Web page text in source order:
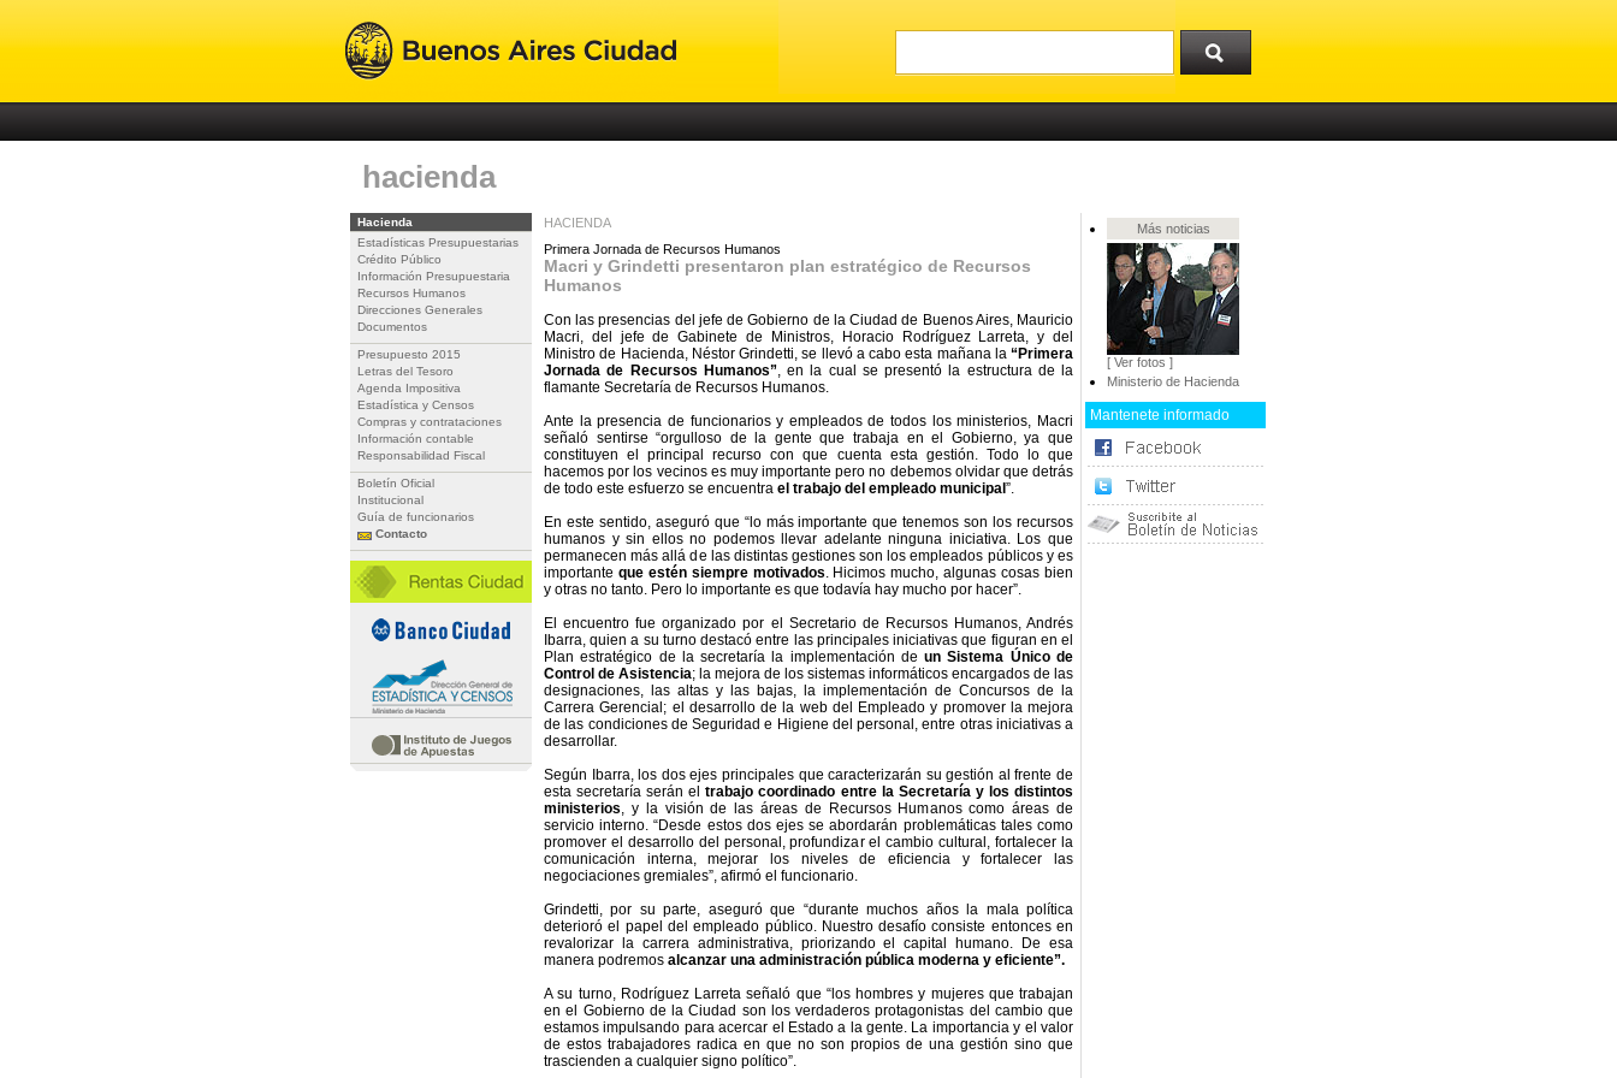
hacienda
Hacienda
Estadísticas Presupuestarias
Crédito Público
Información Presupuestaria
Recursos Humanos
Direcciones Generales
Documentos
Presupuesto 2015
Letras del Tesoro
Agenda Impositiva
Estadística y Censos
Compras y contrataciones
Información contable
Responsabilidad Fiscal
Boletín Oficial
Institucional
Guía de funcionarios
Contacto
Más noticias
[ Ver fotos ]
Ministerio de Hacienda
Mantenete informado
HACIENDA
Primera Jornada de Recursos Humanos
Macri y Grindetti presentaron plan estratégico de Recursos
Humanos
Con las presencias del jefe de Gobierno de la Ciudad de Buenos Aires, Mauricio
Macri, del jefe de Gabinete de Ministros, Horacio Rodríguez Larreta, y del
Ministro de Hacienda, Néstor Grindetti, se llevó a cabo esta mañana la “Primera
Jornada de Recursos Humanos”, en la cual se presentó la estructura de la
flamante Secretaría de Recursos Humanos.
Ante la presencia de funcionarios y empleados de todos los ministerios, Macri
señaló sentirse “orgulloso de la gente que trabaja en el Gobierno, ya que
constituyen el principal recurso con que cuenta esta gestión. Todo lo que
hacemos por los vecinos es muy importante pero no debemos olvidar que detrás
de todo este esfuerzo se encuentra el trabajo del empleado municipal ”.
En este sentido, aseguró que “lo más importante que tenemos son los recursos
humanos y sin ellos no podemos llevar adelante ninguna iniciativa. Los que
permanecen más allá de las distintas gestiones son los empleados públicos y es
importante que estén siempre motivados. Hicimos mucho, algunas cosas bien
y otras no tanto. Pero lo importante es que todavía hay mucho por hacer”.
El encuentro fue organizado por el Secretario de Recursos Humanos, Andrés
Ibarra, quien a su turno destacó entre las principales iniciativas que figuran en el
Plan estratégico de la secretaría la implementación deun Sistema Único de
Control de Asistencia; la mejora de los sistemas informáticos encargados de las
designaciones, las altas y las bajas, la implementación de Concursos de la
Carrera Gerencial; el desarrollo de la web del Empleado y promover la mejora
de las condiciones de Seguridad e Higiene del personal, entre otras iniciativas a
desarrollar.
Según Ibarra, los dos ejes principales que caracterizarán su gestión al frente de
esta secretaría serán eltrabajo coordinado entre la Secretaría y los distintos
ministerios, y la visión de las áreas de Recursos Humanos como áreas de
servicio interno. “Desde estos dos ejes se abordarán problemáticas tales como
promover el desarrollo del personal, profundizar el cambio cultural, fortalecer la
comunicación interna, mejorar los niveles de eficiencia y fortalecer las
negociaciones gremiales”, afirmó el funcionario.
Grindetti, por su parte, aseguró que “durante muchos años la mala política
deterioró el papel del empleado público. Nuestro desafío consiste entonces en
revalorizar la carrera administrativa, priorizando el capital humano. De esa
manera podremos alcanzar una administración pública moderna y eficiente”.
A su turno, Rodríguez Larreta señaló que “los hombres y mujeres que trabajan
en el Gobierno de la Ciudad son los verdaderos protagonistas del cambio que
estamos impulsando para acercar el Estado a la gente. La importancia y el valor
de estos trabajadores radica en que no son propios de una gestión sino que
trascienden a cualquier signo político”.